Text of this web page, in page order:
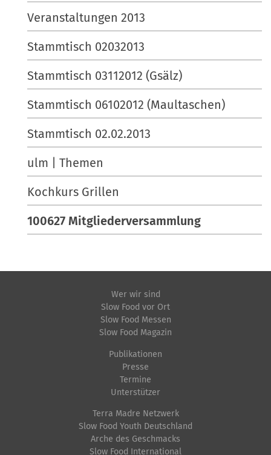
Veranstaltungen 2013
Stammtisch 02032013
Stammtisch 03112012 (Gsälz)
Stammtisch 06102012 (Maultaschen)
Stammtisch 02.02.2013
ulm | Themen
Kochkurs Grillen
100627 Mitgliederversammlung
Wer wir sind
Slow Food vor Ort
Slow Food Messen
Slow Food Magazin
Publikationen
Presse
Termine
Unterstützer
Terra Madre Netzwerk
Slow Food Youth Deutschland
Arche des Geschmacks
Slow Food International